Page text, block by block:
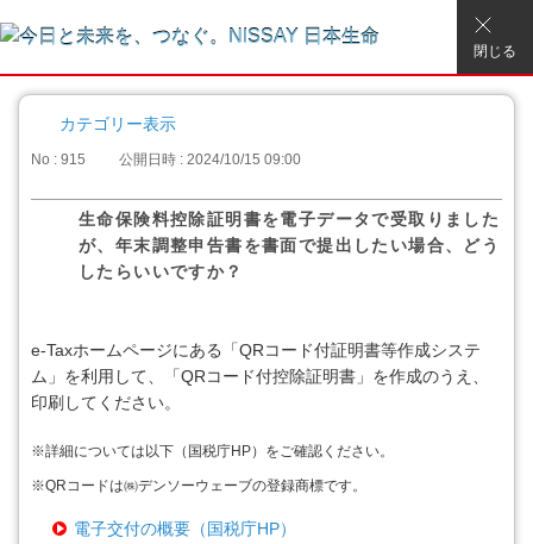
閉じる
カテゴリー表示
No : 915 公開日時 : 2024/10/15 09:00
生命保険料控除証明書を電子データで受取りました
が、年末調整申告書を書面で提出したい場合、どう
したらいいですか？
e-Taxホームページにある「QRコード付証明書等作成システ
ム」を利用して、「QRコード付控除証明書」を作成のうえ、
印刷してください。
※詳細については以下（国税庁HP）をご確認ください。
※QRコードは㈱デンソーウェーブの登録商標です。
電子交付の概要（国税庁HP）